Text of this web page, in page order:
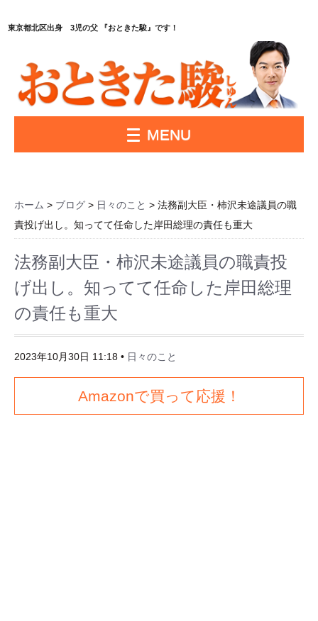
東京都北区出身 3児の父 『おときた駿』です！
MENU
ホーム > ブログ > 日々のこと > 法務副大臣・柿沢未途議員の職
責投げ出し。知ってて任命した岸田総理の責任も重大
法務副大臣・柿沢未途議員の職責投
げ出し。知ってて任命した岸田総理
の責任も重大
2023年10月30日 11:18 • 日々のこと
Amazonで買って応援！